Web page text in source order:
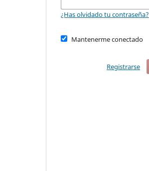
¿Has olvidado tu contraseña?
Mantenerme conectado
Registrarse